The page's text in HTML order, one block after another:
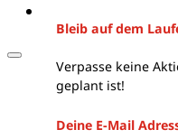
Bleib auf dem
Verpasse keine
geplant ist!
Deine E-Mail